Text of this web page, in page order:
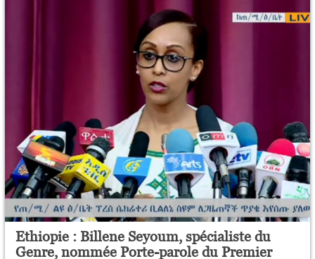
Ethiopie : Billene Seyoum, spécialiste du
Genre, nommée Porte-parole du Premier